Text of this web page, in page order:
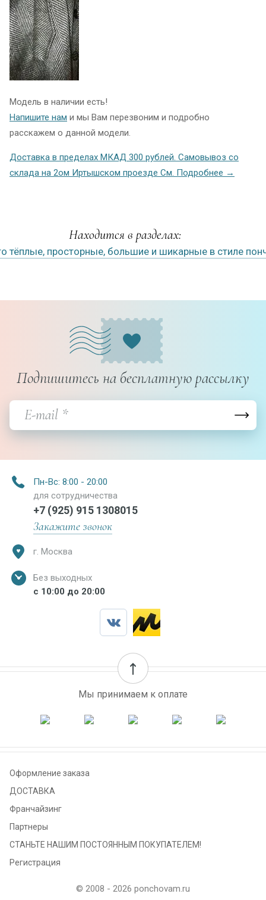
Модель в наличии есть!
Напишите нам и мы Вам перезвоним и подробно
расскажем о данной модели.
Доставка в пределах МКАД 300 рублей. Самовывоз со
склада на 2ом Иртышском проезде См. Подробнее →
Находится в разделах:
тёплые, просторные, большие и шикарные в стиле
Подпишитесь на бесплатную рассылку
Пн-Вс: 8:00 - 20:00
для сотрудничества
+7 (925) 915 1308015
Закажите звонок
г. Москва
Без выходных
с 10:00 до 20:00
Мы принимаем к оплате
Оформление заказа
ДОСТАВКА
Франчайзинг
Партнеры
СТАНЬТЕ НАШИМ ПОСТОЯННЫМ ПОКУПАТЕЛЕМ!
Регистрация
© 2008 - 2026 ponchovam.ru